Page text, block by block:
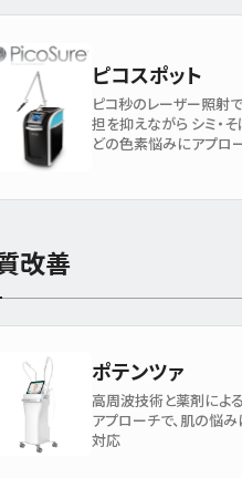
ピコスポット
ピコ秒のレーザー照射
担を抑えながら シミ・
どの色素悩みにアプロ
改善
ポテンツァ
高周波技術と薬剤によ
アプローチで、肌の悩
対応